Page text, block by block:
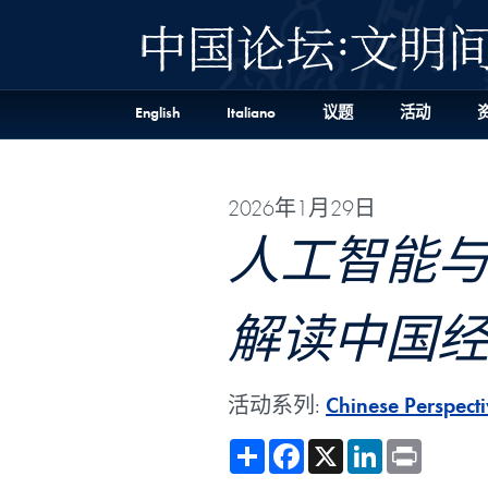
English Italiano 议题 活动
2026年1月29日
人工智能
解读中国
活动系列: Chinese
ShareFacebook
X LinkedIn